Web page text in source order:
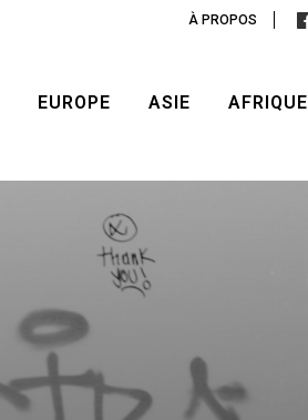
À PROPOS
EUROPE ASIE AFRIQUE